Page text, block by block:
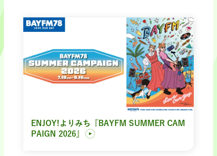
ENJOY!よりみち『BAYFM SUMMER CAM
PAIGN 2026』